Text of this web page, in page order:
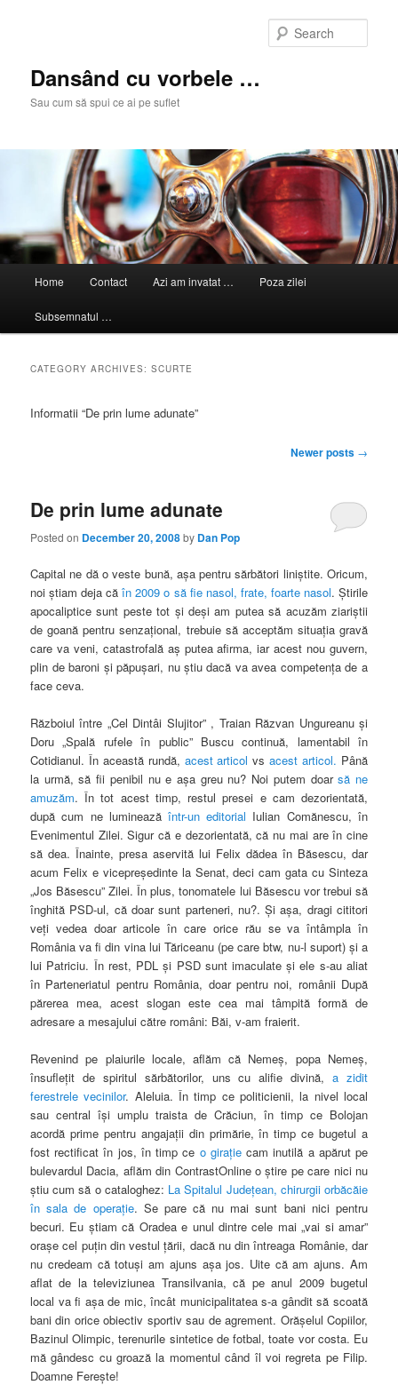
Dansând cu vorbele …
Sau cum să spui ce ai pe suflet
Home Contact Azi am invatat … Poza zilei
Subsemnatul …
CATEGORY ARCHIVES:SCURTE
Informatii “De prin lume adunate”
Newer posts →
De prin lume adunate
Posted on December 20, 2008by Dan Pop
Capital ne dă o veste bună, aşa pentru sărbători liniştite. Oricum,
noi ştiam deja căîn 2009 o să fie nasol, frate, foarte nasol. Ştirile
apocaliptice sunt peste tot şi deşi am putea să acuzăm ziariştii
de goană pentru senzaţional, trebuie să acceptăm situaţia gravă
care va veni, catastrofală aş putea afirma, iar acest nou guvern,
plin de baroni şi păpuşari, nu ştiu dacă va avea competenţa de a
face ceva.
Războiul între „Cel Dintâi Slujitor” , Traian Răzvan Ungureanu şi
Doru „Spală rufele în public” Buscu continuă, lamentabil în
Cotidianul. În această rundă, acest articol vsacest articol. Până
la urmă, să fii penibil nu e aşa greu nu? Noi putem doarsă ne
amuzăm. În tot acest timp, restul presei e cam dezorientată,
după cum ne luminează într-un editorial Iulian Comănescu, în
Evenimentul Zilei. Sigur că e dezorientată, că nu mai are în cine
să dea. Înainte, presa aservită lui Felix dădea în Băsescu, dar
acum Felix e vicepreşedinte la Senat, deci cam gata cu Sinteza
„Jos Băsescu” Zilei. În plus, tonomatele lui Băsescu vor trebui să
înghită PSD-ul, că doar sunt parteneri, nu?. Şi aşa, dragi cititori
veţi vedea doar articole în care orice rău se va întâmpla în
România va fi din vina lui Tăriceanu (pe care btw, nu-l suport) şi a
lui Patriciu. În rest, PDL şi PSD sunt imaculate şi ele s-au aliat
în Parteneriatul pentru România, doar pentru noi, românii După
părerea mea, acest slogan este cea mai tâmpită formă de
adresare a mesajului către români: Băi, v-am fraierit.
Revenind pe plaiurile locale, aflăm că Nemeş, popa Nemeş,
însufleţit de spiritul sărbătorilor, uns cu alifie divină,a zidit
ferestrele vecinilor. Aleluia.În timp ce politicienii, la nivel local
sau central îşi umplu traista de Crăciun, în timp ce Bolojan
acordă prime pentru angajaţii din primărie, în timp ce bugetul a
fost rectificat în jos, în timp ce o giraţiecam inutilă a apărut pe
bulevardul Dacia, aflăm din ContrastOnline o ştire pe care nici nu
ştiu cum să o cataloghez: La Spitalul Judeţean, chirurgii orbăcăie
în sala de operaţie. Se pare că nu mai sunt bani nici pentru
becuri. Eu ştiam că Oradea e unul dintre cele mai „vai si amar”
oraşe cel puţin din vestul ţării, dacă nu din întreaga Românie, dar
nu credeam că totuşi am ajuns aşa jos. Uite că am ajuns. Am
aflat de la televiziunea Transilvania, că pe anul 2009 bugetul
local va fi aşa de mic, încât municipalitatea s-a gândit să scoată
bani din orice obiectiv sportiv sau de agrement. Orăşelul Copiilor,
Bazinul Olimpic, terenurile sintetice de fotbal, toate vor costa. Eu
mă gândesc cu groază la momentul când îl voi regreta pe Filip.
Doamne Fereşte!